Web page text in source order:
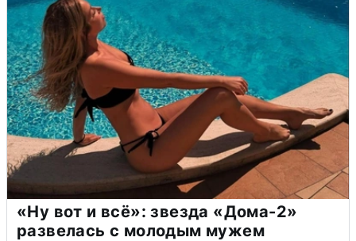
«Ну вот и всё»: звезда «Дома-2»
развелась с молодым мужем